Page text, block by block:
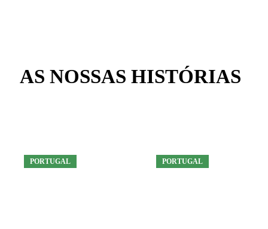
AS NOSSAS HISTÓRIAS
PORTUGAL PORTUGAL